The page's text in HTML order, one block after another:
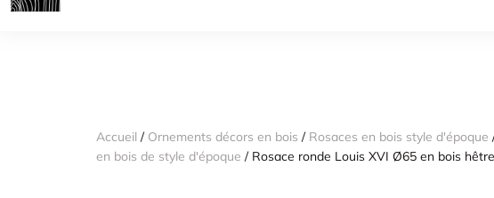
Accueil / Ornements décors en bois / Rosaces en bois style d'époque
en bois de style d'époque / Rosace ronde Louis XVI Ø65 en bois